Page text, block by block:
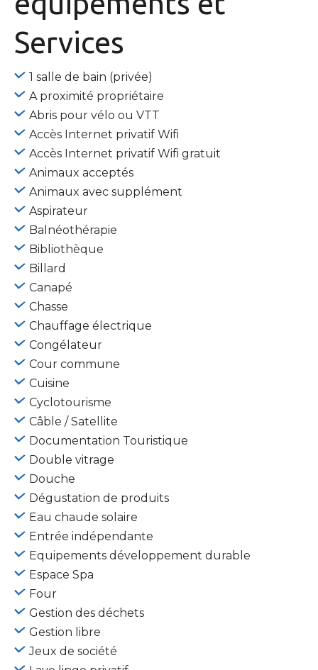
Services
1 salle de bain (privée)
A proximité propriétaire
Abris pour vélo ou VTT
Accès Internet privatif Wifi
Accès Internet privatif Wifi gratuit
Animaux acceptés
Animaux avec supplément
Aspirateur
Balnéothérapie
Bibliothèque
Billard
Canapé
Chasse
Chauffage électrique
Congélateur
Cour commune
Cuisine
Cyclotourisme
Câble / Satellite
Documentation Touristique
Double vitrage
Douche
Dégustation de produits
Eau chaude solaire
Entrée indépendante
Equipements développement durable
Espace Spa
Four
Gestion des déchets
Gestion libre
Jeux de société